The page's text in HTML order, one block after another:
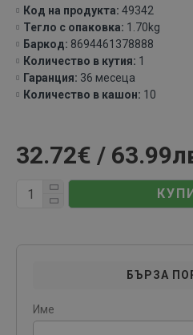
Код на продукта: 49342
Тегло с опаковка: 1.70kg
Баркод: 8694461378888
Количество в кашон: 10
Количество в кутия: 1
Гаранция: 36 месеца
32.72€ /
БЪРЗА
Име